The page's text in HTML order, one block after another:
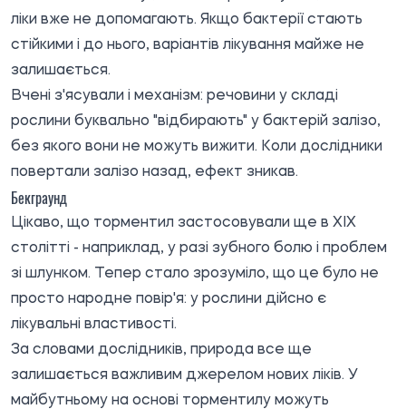
ліки вже не допомагають. Якщо бактерії стають
стійкими і до нього, варіантів лікування майже не
залишається.
Вчені з'ясували і механізм: речовини у складі
рослини буквально "відбирають" у бактерій залізо,
без якого вони не можуть вижити. Коли дослідники
повертали залізо назад, ефект зникав.
Бекграунд
Цікаво, що торментил застосовували ще в XIX
столітті - наприклад, у разі зубного болю і проблем
зі шлунком. Тепер стало зрозуміло, що це було не
просто народне повір'я: у рослини дійсно є
лікувальні властивості.
За словами дослідників, природа все ще
залишається важливим джерелом нових ліків. У
майбутньому на основі торментилу можуть